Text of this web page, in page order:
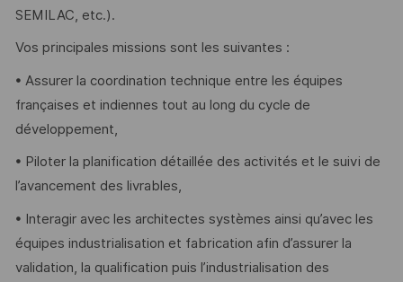
SEMILAC, etc.).
Vos principales missions sont les suivantes :
• Assurer la coordination technique entre les équipes
françaises et indiennes tout au long du cycle de
développement,
• Piloter la planification détaillée des activités et le suivi de
l’avancement des livrables,
• Interagir avec les architectes systèmes ainsi qu’avec les
équipes industrialisation et fabrication afin d’assurer la
validation, la qualification puis l’industrialisation des